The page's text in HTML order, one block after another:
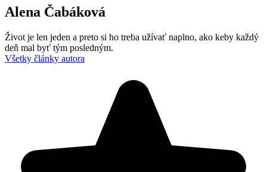
Alena Čabáková
Život je len jeden a preto si ho treba užívať naplno, ako keby každý
deň mal byť tým posledným.
Všetky články autora